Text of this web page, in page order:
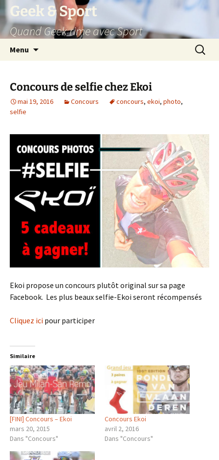
Aller
au
contenu
Geek & Sport
Quand Geek rime avec Sport
Menu
Concours de selfie chez Ekoi
mai 19, 2016 Concours concours, ekoi, photo,
selfie
Ekoi propose un concours plutôt original sur sa page
Facebook. Les plus beaux selfie-Ekoi seront récompensés
Cliquez ici pour participer
Similaire
[FINI] Concours – Ekoi
mars 20, 2015
Dans "Concours"
Concours Ekoi
avril 2, 2016
Dans "Concours"